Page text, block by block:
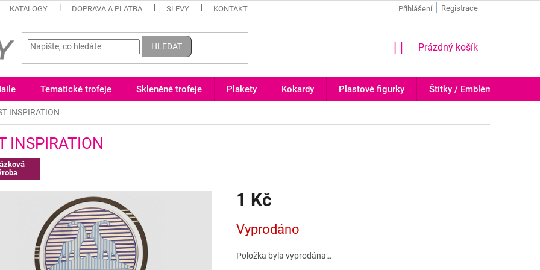
KATALOGY DOPRAVA A PLATBA SLEVY KONTAKT Registrace
Přihlášení
HLEDAT
NÁKUPNÍ
Prázdný košík
Tematické trofeje Skleněné trofeje Plakety Kokardy Plastové figurky Štítky / Emblémy
INSPIRATION
INSPIRATION
1 Kč
cena:
Vyprodáno
Položka byla vyprodána…